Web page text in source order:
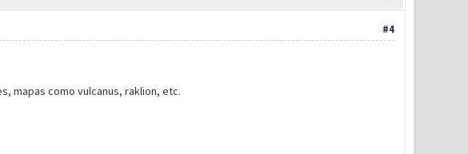
#4
mapas como vulcanus, raklion, etc.